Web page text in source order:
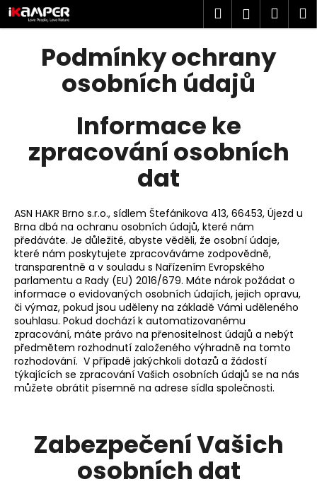
Přejít
na
obsah
Hledat
Podmínky ochrany
osobních údajů
Informace ke
zpracování osobních
dat
ASN HAKR Brno s.r.o., sídlem Štefánikova 413, 66453, Újezd u
Brna dbá na ochranu osobních údajů, které nám
předáváte. Je důležité, abyste věděli, že osobní údaje,
které nám poskytujete zpracováváme zodpovědně,
transparentně a v souladu s Nařízením Evropského
parlamentu a Rady (EU) 2016/679. Máte nárok požádat o
informace o evidovaných osobních údajích, jejich opravu,
či výmaz, pokud jsou uděleny na základě Vámi uděleného
souhlasu. Pokud dochází k automatizovanému
zpracování, máte právo na přenositelnost údajů a nebýt
předmětem rozhodnutí založeného výhradně na tomto
rozhodování. V případě jakýchkoli dotazů a žádostí
týkajících se zpracování Vašich osobních údajů se na nás
můžete obrátit písemně na adrese sídla společnosti.
Zabezpečení Vašich
osobních dat
K
o
b
u
j
e
t
e
n
a
j
í
t
HLEDAT